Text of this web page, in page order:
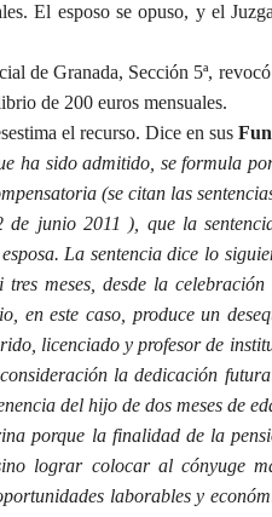
El esposo se opuso, y el
de Granada, Sección 5ª,
de 200 euros mensuales.
el recurso. Dice en sus
ha sido admitido, se formula
(se citan las
junio 2011 ), que la
La sentencia dice lo
meses, desde la
en este caso, produce un
licenciado y profesor de
la dedicación
del hijo de dos meses de
porque la finalidad de la
lograr colocar al cónyuge
laborables y